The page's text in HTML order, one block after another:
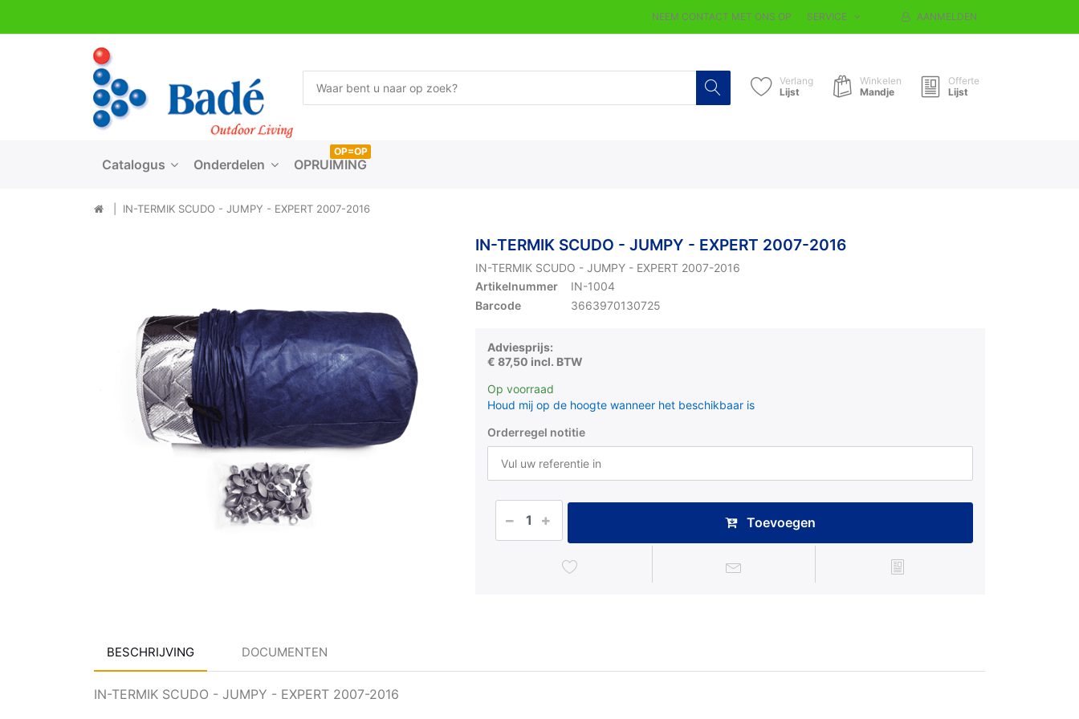
NEEM CONTACT MET ONS OP SERVICE AANMELDEN
Verlang
Lijst
Winkelen
Mandje
Offerte
Lijst
Catalogus Onderdelen OPRUIMING
OP=OP
IN-TERMIK SCUDO - JUMPY - EXPERT 2007-2016
IN-TERMIK SCUDO - JUMPY - EXPERT 2007-2016
IN-TERMIK SCUDO - JUMPY - EXPERT 2007-2016
Artikelnummer
IN-1004
Barcode
3663970130725
Adviesprijs:
€ 87,50 incl. BTW
Op voorraad
Houd mij op de hoogte wanneer het beschikbaar is
Orderregel notitie
Toevoegen
BESCHRIJVING DOCUMENTEN
IN-TERMIK SCUDO - JUMPY - EXPERT 2007-2016